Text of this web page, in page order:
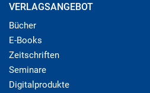
VERLAGSANGEBOT
Bücher
E-Books
Zeitschriften
Seminare
Digitalprodukte